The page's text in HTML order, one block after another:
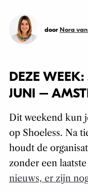
door Nora
DEZE
JUNI –
Dit weekend kun
op Shoeless. Na
houdt de
zonder een
nieuws, er zijn